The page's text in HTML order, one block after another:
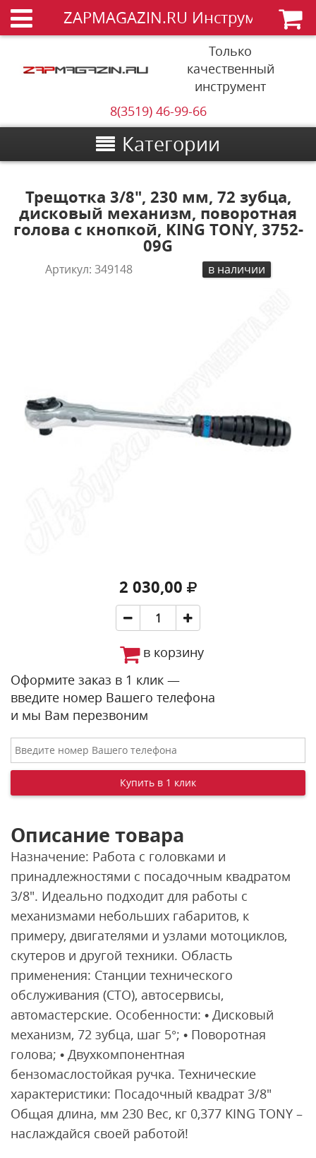
ZAPMAGAZIN.RU Инструменты
Только
качественный
инструмент
8(3519) 46-99-66
Категории
Трещотка 3/8", 230 мм, 72 зубца,
дисковый механизм, поворотная
голова с кнопкой, KING TONY, 3752-
09G
Артикул:349148 в наличии
2 030,00
в корзину
Оформите заказ в 1 клик —
введите номер Вашего телефона
и мы Вам перезвоним
Описание товара
Назначение: Работа с головками и
принадлежностями с посадочным квадратом
3/8". Идеально подходит для работы с
механизмами небольших габаритов, к
примеру, двигателями и узлами мотоциклов,
скутеров и другой техники. Область
применения: Станции технического
обслуживания (СТО), автосервисы,
автомастерские. Особенности: • Дисковый
механизм, 72 зубца, шаг 5°; • Поворотная
голова; • Двухкомпонентная
бензомаслостойкая ручка. Технические
характеристики: Посадочный квадрат 3/8"
Общая длина, мм 230 Вес, кг 0,377 KING TONY –
наслаждайся своей работой!